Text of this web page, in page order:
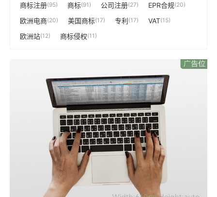
商标注册(95) 商标(91) 公司注册(27) EPR合规(20)
欧洲电商(20) 美国商标(17) 专利(17) VAT(15)
欧洲站(12) 商标侵权(11)